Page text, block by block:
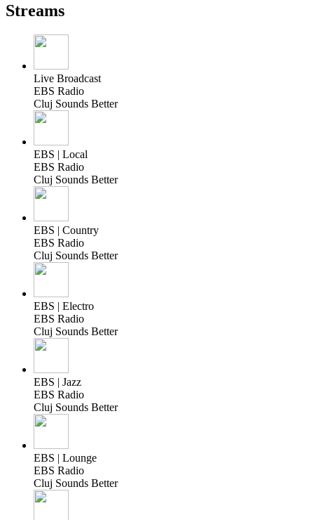
Streams
Live Broadcast
EBS Radio
Cluj Sounds Better
EBS | Local
EBS Radio
Cluj Sounds Better
EBS | Country
EBS Radio
Cluj Sounds Better
EBS | Electro
EBS Radio
Cluj Sounds Better
EBS | Jazz
EBS Radio
Cluj Sounds Better
EBS | Lounge
EBS Radio
Cluj Sounds Better